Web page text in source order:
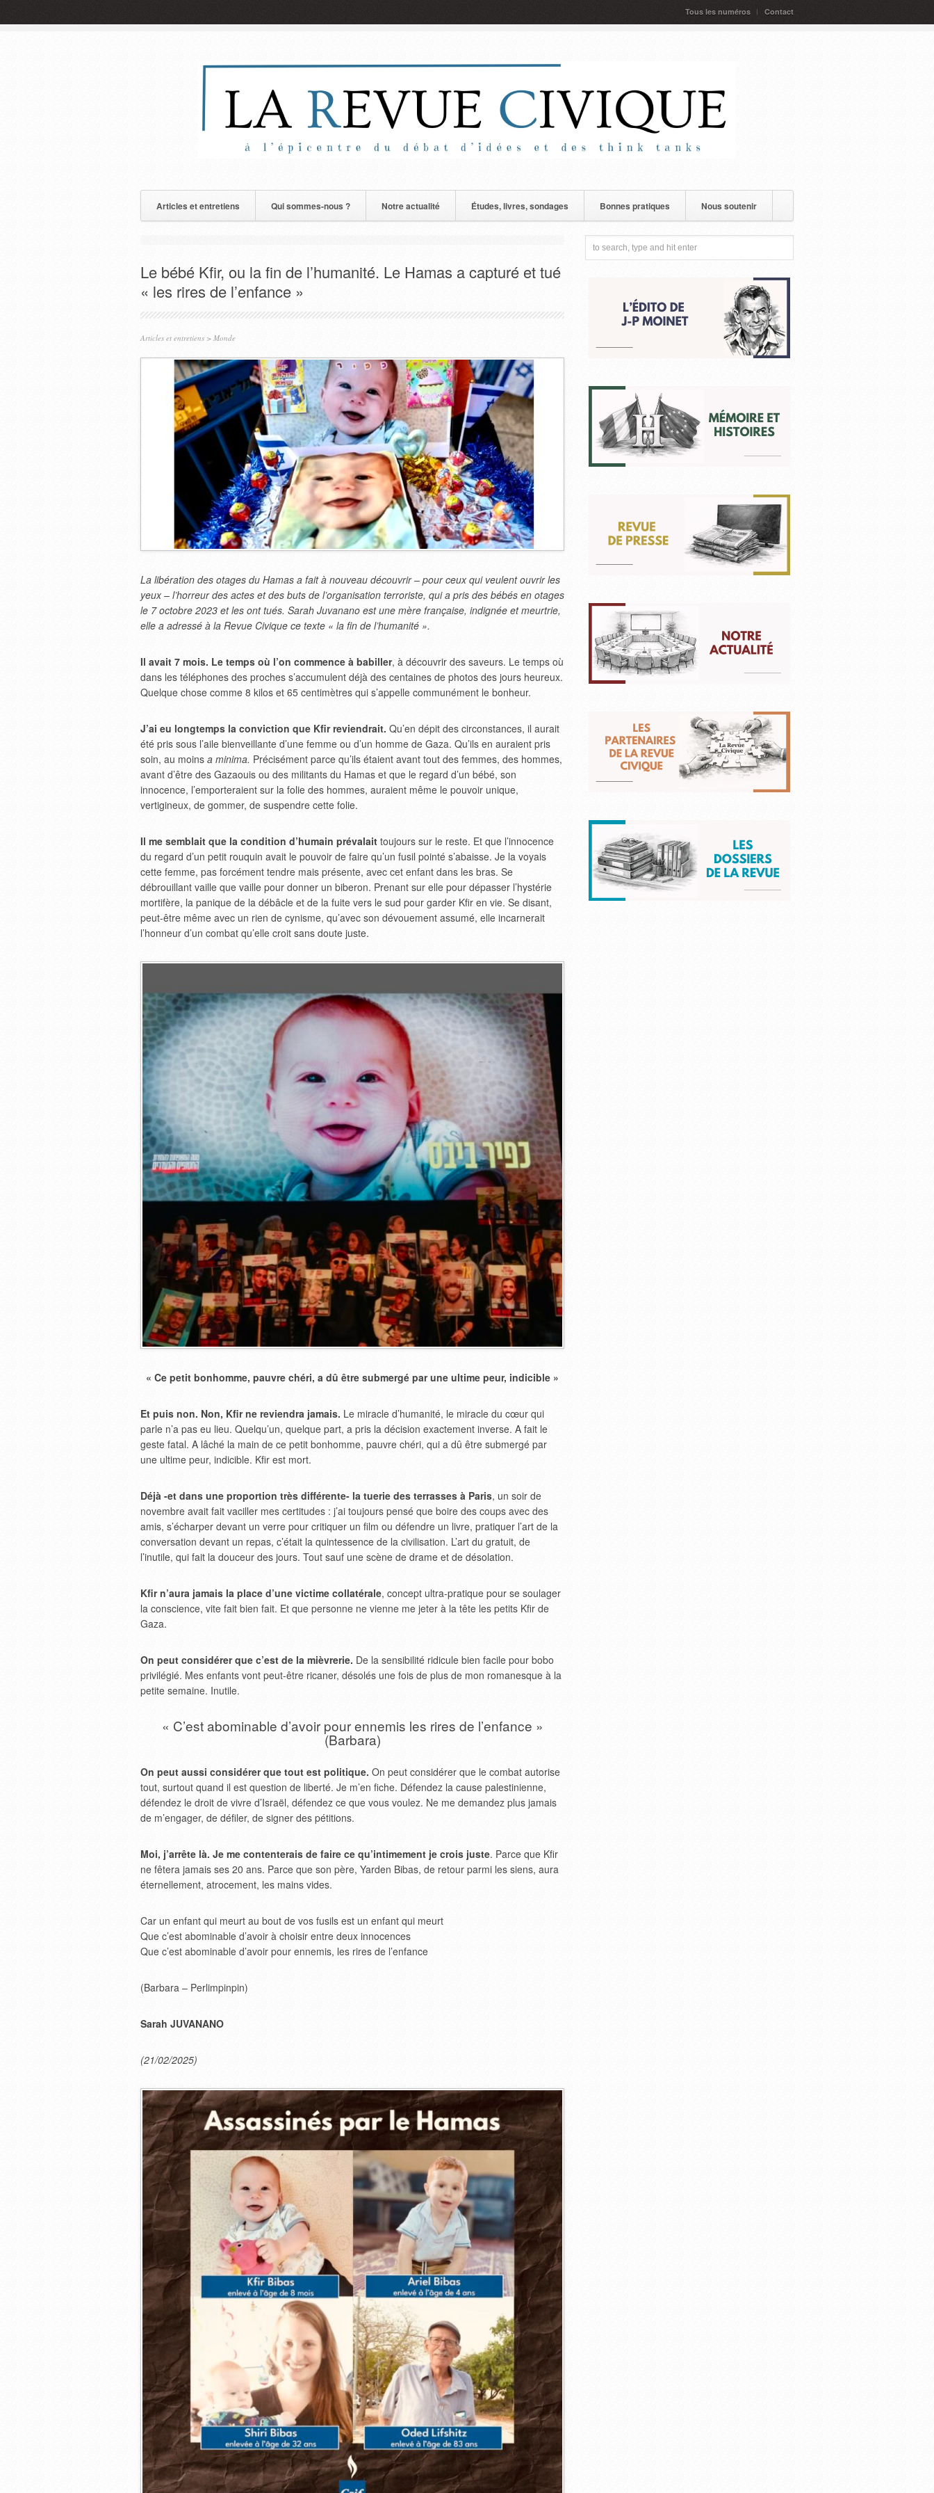
Tous les numéros Contact
Articles et entretiens Qui sommes-nous ? Notre actualité Études, livres, sondages Bonnes pratiques Nous soutenir
Le bébé Kfir, ou la fin de l’humanité. Le Hamas a capturé et tué
« les rires de l’enfance »
Articles et entretiens > Monde
La libération des otages du Hamas a fait à nouveau découvrir – pour ceux qui veulent ouvrir les
yeux – l’horreur des actes et des buts de l’organisation terroriste, qui a pris des bébés en otages
le 7 octobre 2023 et les ont tués. Sarah Juvanano est une mère française, indignée et meurtrie,
elle a adressé à la Revue Civique ce texte « la fin de l’humanité ».
Il avait 7 mois. Le temps où l’on commence à babiller, à découvrir des saveurs. Le temps où
dans les téléphones des proches s’accumulent déjà des centaines de photos des jours heureux.
Quelque chose comme 8 kilos et 65 centimètres qui s’appelle communément le bonheur.
J’ai eu longtemps la conviction que Kfir reviendrait. Qu’en dépit des circonstances, il aurait
été pris sous l’aile bienveillante d’une femme ou d’un homme de Gaza. Qu’ils en auraient pris
soin, au moins a minima. Précisément parce qu’ils étaient avant tout des femmes, des hommes,
avant d’être des Gazaouis ou des militants du Hamas et que le regard d’un bébé, son
innocence, l’emporteraient sur la folie des hommes, auraient même le pouvoir unique,
vertigineux, de gommer, de suspendre cette folie.
Il me semblait que la condition d’humain prévalait toujours sur le reste. Et que l’innocence
du regard d’un petit rouquin avait le pouvoir de faire qu’un fusil pointé s’abaisse. Je la voyais
cette femme, pas forcément tendre mais présente, avec cet enfant dans les bras. Se
débrouillant vaille que vaille pour donner un biberon. Prenant sur elle pour dépasser l’hystérie
mortifère, la panique de la débâcle et de la fuite vers le sud pour garder Kfir en vie. Se disant,
peut-être même avec un rien de cynisme, qu’avec son dévouement assumé, elle incarnerait
l’honneur d’un combat qu’elle croit sans doute juste.
« Ce petit bonhomme, pauvre chéri, a dû être submergé par une ultime peur, indicible »
Et puis non. Non, Kfir ne reviendra jamais. Le miracle d’humanité, le miracle du cœur qui
parle n’a pas eu lieu. Quelqu’un, quelque part, a pris la décision exactement inverse. A fait le
geste fatal. A lâché la main de ce petit bonhomme, pauvre chéri, qui a dû être submergé par
une ultime peur, indicible. Kfir est mort.
Déjà -et dans une proportion très différente- la tuerie des terrasses à Paris, un soir de
novembre avait fait vaciller mes certitudes : j’ai toujours pensé que boire des coups avec des
amis, s’écharper devant un verre pour critiquer un film ou défendre un livre, pratiquer l’art de la
conversation devant un repas, c’était la quintessence de la civilisation. L’art du gratuit, de
l’inutile, qui fait la douceur des jours. Tout sauf une scène de drame et de désolation.
Kfir n’aura jamais la place d’une victime collatérale, concept ultra-pratique pour se soulager
la conscience, vite fait bien fait. Et que personne ne vienne me jeter à la tête les petits Kfir de
Gaza.
On peut considérer que c’est de la mièvrerie. De la sensibilité ridicule bien facile pour bobo
privilégié. Mes enfants vont peut-être ricaner, désolés une fois de plus de mon romanesque à la
petite semaine. Inutile.
« C’est abominable d’avoir pour ennemis les rires de l’enfance »
(Barbara)
On peut aussi considérer que tout est politique. On peut considérer que le combat autorise
tout, surtout quand il est question de liberté. Je m’en fiche. Défendez la cause palestinienne,
défendez le droit de vivre d’Israël, défendez ce que vous voulez. Ne me demandez plus jamais
de m’engager, de défiler, de signer des pétitions.
Moi, j’arrête là. Je me contenterais de faire ce qu’intimement je crois juste. Parce que Kfir
ne fêtera jamais ses 20 ans. Parce que son père, Yarden Bibas, de retour parmi les siens, aura
éternellement, atrocement, les mains vides.
Car un enfant qui meurt au bout de vos fusils est un enfant qui meurt
Que c’est abominable d’avoir à choisir entre deux innocences
Que c’est abominable d’avoir pour ennemis, les rires de l’enfance
(Barbara – Perlimpinpin)
Sarah JUVANANO
(21/02/2025)